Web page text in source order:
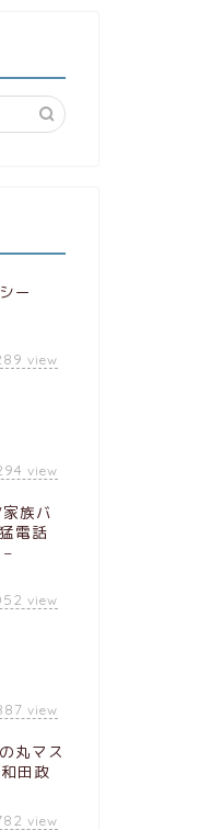
ー
view
view
族バ
電話
view
view
丸マス
田政
view